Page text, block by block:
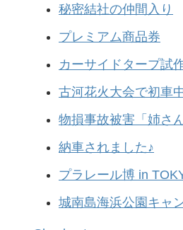
秘密結社の仲間入り
プレミアム商品券
カーサイドタープ試
古河花火大会で初車
物損事故被害「姉さ
納車されました♪
プラレール博 in
城南島海浜公園キャ